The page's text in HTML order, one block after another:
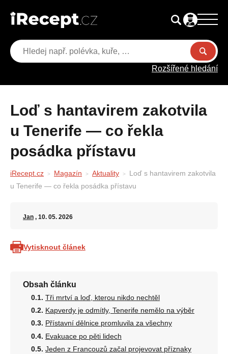
Rozšířené hledání
Loď s hantavirem zakotvila
u Tenerife — co řekla
posádka přístavu
iRecept.cz Magazín Aktuality
Loď s hantavirem zakotvila
u Tenerife — co řekla posádka přístavu
Jan , 10. 05. 2026
Vytisknout článek
Obsah článku
Tři mrtví a loď, kterou nikdo nechtěl
Kapverdy je odmítly, Tenerife nemělo na výběr
Přístavní dělnice promluvila za všechny
Evakuace po pěti lidech
Jeden z Francouzů začal projevovat příznaky